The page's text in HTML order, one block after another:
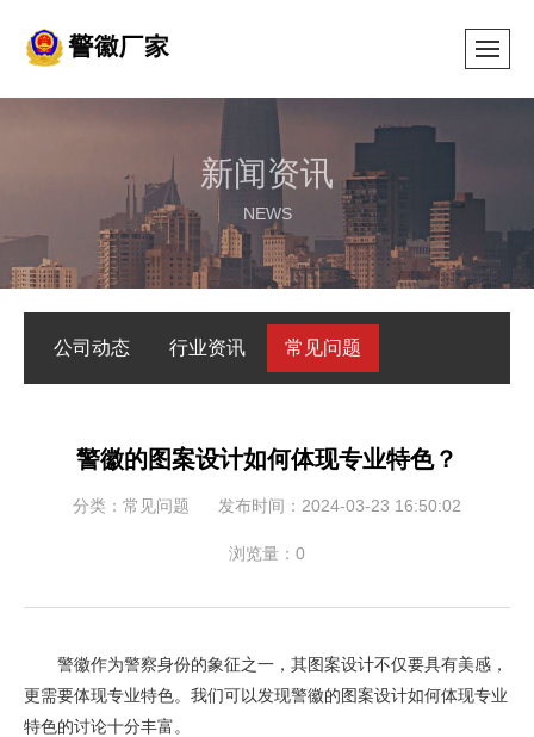
新闻资讯
NEWS
公司动态 行业资讯 常见问题
警徽的图案设计如何体现专业特色？
分类：常见问题 发布时间：2024-03-23 16:50:02
浏览量：0
警徽作为警察身份的象征之一，其图案设计不仅要具有美感，
更需要体现专业特色。我们可以发现警徽的图案设计如何体现专业
特色的讨论十分丰富。